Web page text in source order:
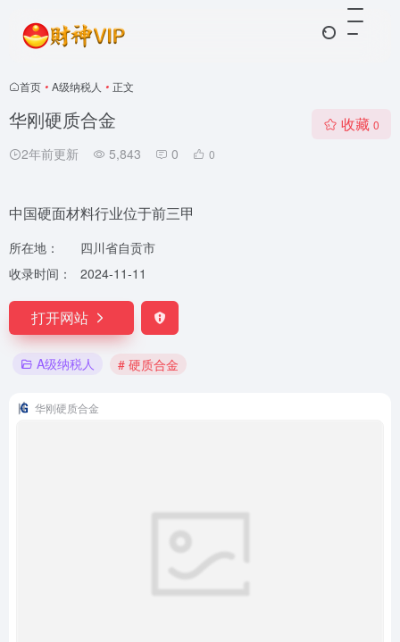
首页 • A级纳税人 • 正文
华刚硬质合金
2年前更新 5,843 0 0
收藏 0
中国硬面材料行业位于前三甲
所在地：
四川省自贡市
收录时间：
2024-11-11
打开网站
A级纳税人 # 硬质合金
华刚硬质合金